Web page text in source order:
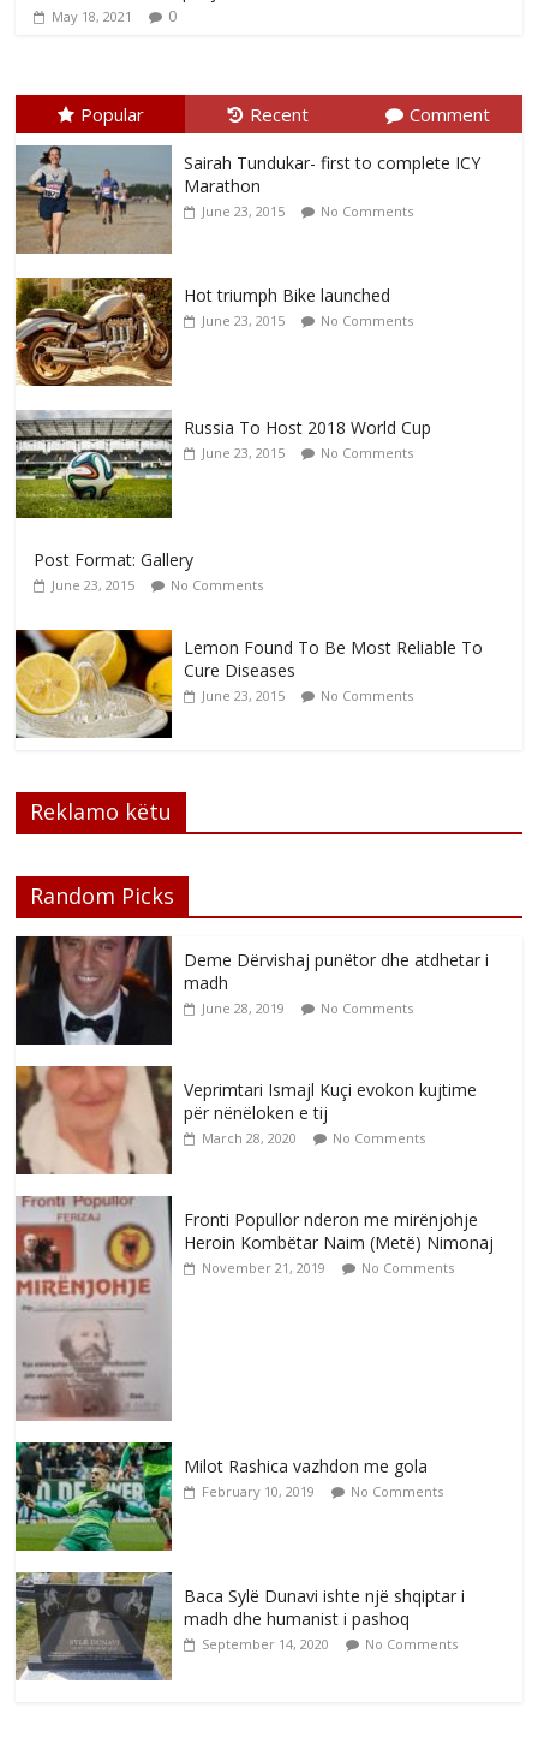
May 18, 2021 0
Popular Recent Comment
Sairah Tundukar- first to complete ICY
Marathon
June 23, 2015 No Comments
Hot triumph Bike launched
June 23, 2015 No Comments
Russia To Host 2018 World Cup
June 23, 2015 No Comments
Post Format: Gallery
June 23, 2015 No Comments
Lemon Found To Be Most Reliable To
Cure Diseases
June 23, 2015 No Comments
Reklamo këtu
Random Picks
Deme Dërvishaj punëtor dhe atdhetar i
madh
June 28, 2019 No Comments
Veprimtari Ismajl Kuçi evokon kujtime
për nënëloken e tij
March 28, 2020 No Comments
Fronti Popullor nderon me mirënjohje
Heroin Kombëtar Naim (Metë) Nimonaj
November 21, 2019 No Comments
Milot Rashica vazhdon me gola
February 10, 2019 No Comments
Baca Sylë Dunavi ishte një shqiptar i
madh dhe humanist i pashoq
September 14, 2020 No Comments